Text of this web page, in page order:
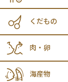
くだもの
肉・卵
海産物